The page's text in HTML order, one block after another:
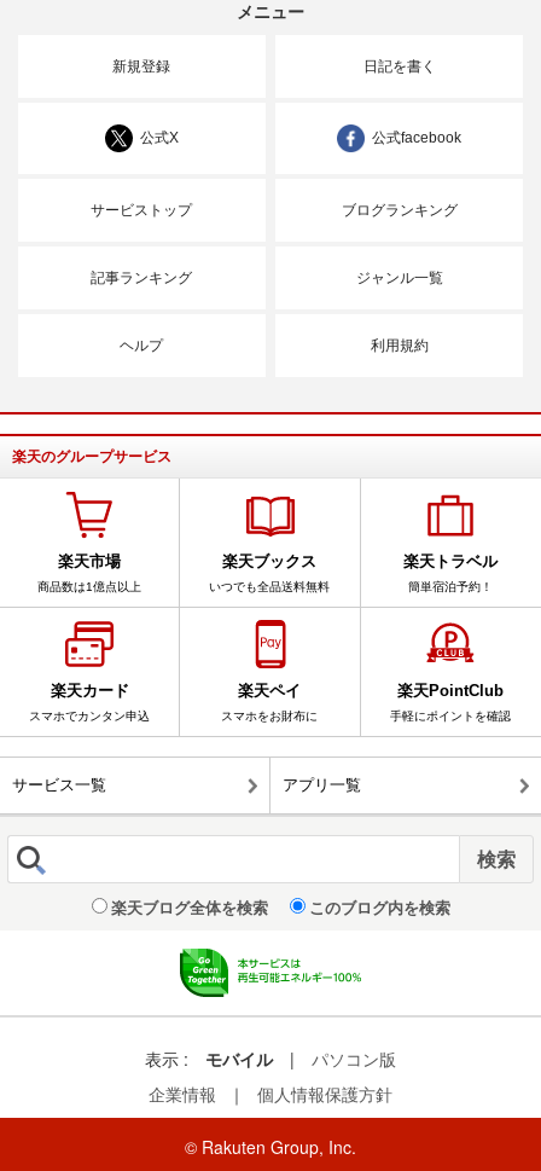
メニュー
新規登録 日記を書く
公式X 公式facebook
サービストップ ブログランキング
記事ランキング ジャンル一覧
ヘルプ 利用規約
楽天のグループサービス
楽天市場
商品数は1億点以上
楽天ブックス
いつでも全品送料無料
楽天トラベル
簡単宿泊予約！
楽天カード
スマホでカンタン申込
楽天ペイ
スマホをお財布に
楽天PointClub
手軽にポイントを確認
サービス一覧 アプリ一覧
楽天ブログ全体を検索 このブログ内を検索
表示 : モバイル |
パソコン版
企業情報
｜ 個人情報保護方針
© Rakuten Group, Inc.